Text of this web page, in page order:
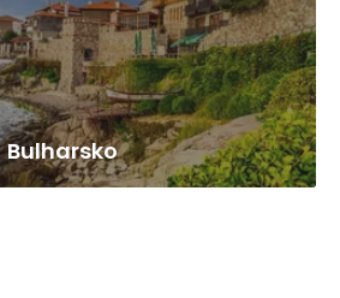
Bulharsko